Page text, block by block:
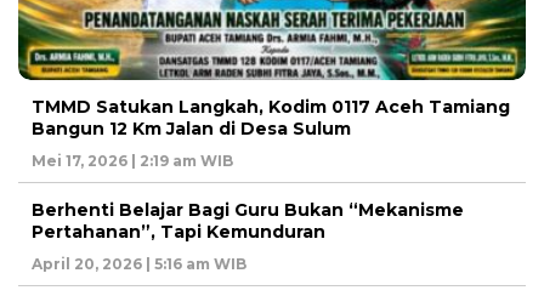
TMMD Satukan Langkah, Kodim 0117 Aceh Tamiang
Bangun 12 Km Jalan di Desa Sulum
Mei 17, 2026 | 2:19 am WIB
Berhenti Belajar Bagi Guru Bukan “Mekanisme
Pertahanan”, Tapi Kemunduran
April 20, 2026 | 5:16 am WIB